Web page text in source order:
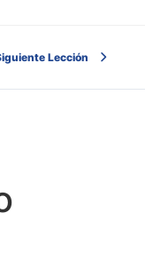
Lección